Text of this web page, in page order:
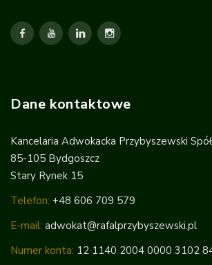
Dane kontaktowe
Kancelaria Adwokacka Przybyszewski
85-105 Bydgoszcz
Stary Rynek 15
Telefon: +48 606 709 579
E-mail: adwokat@rafalprzybyszewski.pl
Numer konta: 12 1140 2004 0000 3102